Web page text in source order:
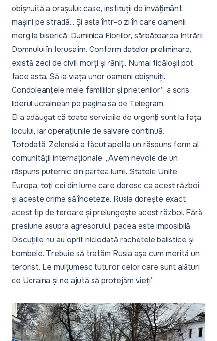
obișnuită a orașului: case, instituții de învățământ,
mașini pe stradă... Și asta într-o zi în care oamenii
merg la biserică: Duminica Floriilor, sărbătoarea Intrării
Domnului în Ierusalim. Conform datelor preliminare,
există zeci de civili morți și răniți. Numai ticăloșii pot
face asta. Să ia viața unor oameni obișnuiți.
Condoleanțele mele familiilor și prietenilor”, a scris
liderul ucrainean pe pagina sa de Telegram.
El a adăugat că toate serviciile de urgență sunt la fața
locului, iar operațiunile de salvare continuă.
Totodată, Zelenski a făcut apel la un răspuns ferm al
comunității internaționale: „Avem nevoie de un
răspuns puternic din partea lumii. Statele Unite,
Europa, toți cei din lume care doresc ca acest război
și aceste crime să înceteze. Rusia dorește exact
acest tip de teroare și prelungește acest război. Fără
presiune asupra agresorului, pacea este imposibilă.
Discuțiile nu au oprit niciodată rachetele balistice și
bombele. Trebuie să tratăm Rusia așa cum merită un
terorist. Le mulțumesc tuturor celor care sunt alături
de Ucraina și ne ajută să protejăm vieți”.